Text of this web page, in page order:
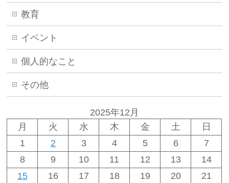
教育
イベント
個人的なこと
その他
2025年12月
月
火 水 木 金 土
日
1
2 3 4 5 6
7
8
9 10 11 12 13
14
15
16 17 18 19 20
21